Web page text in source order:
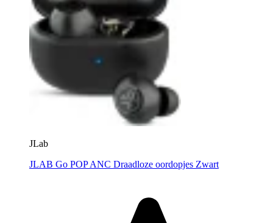
JLab
JLAB Go POP ANC Draadloze oordopjes Zwart